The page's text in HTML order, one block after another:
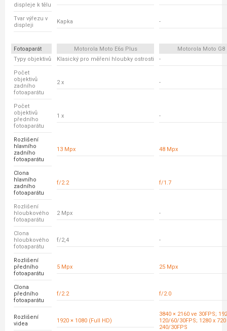
displeje k tělu
Tvar výřezu v
displeji
Kapka -
Fotoaparát Motorola Moto E6s Plus
Motorola Moto G8
Typy objektivů
Klasický pro měření hloubky ostrosti -
Počet
objektivů
zadního
fotoaparátu
2 x -
Počet
objektivů
předního
fotoaparátu
1 x -
Rozlišení
hlavního
zadního
fotoaparátu
13 Mpx 48 Mpx
Clona
hlavního
zadního
fotoaparátu
f/2.2 f/1.7
Rozlišení
hloubkového
fotoaparátu
2 Mpx -
Clona
hloubkového
fotoaparátu
f/2,4 -
Rozlišení
předního
fotoaparátu
5 Mpx 25 Mpx
Clona
předního
fotoaparátu
f/2.2 f/2.0
Rozlišení
videa
1920 × 1080 (Full HD)
3840 × 2160 ve 30FPS;
120/60/30FPS; 1280 x
240/30FPS